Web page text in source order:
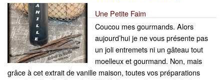
Une Petite Faim
Coucou mes gourmands. Alors
aujourd’hui je ne vous présente pas
un joli entremets ni un gâteau tout
moelleux et gourmand. Non, mais
grâce à cet extrait de vanille maison, toutes vos préparations